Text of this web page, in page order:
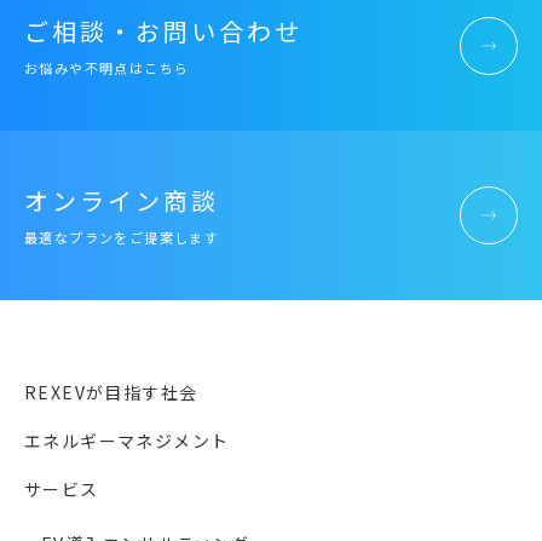
ご相談・お問い合わせ
お悩みや不明点はこちら
オンライン商談
最適なプランをご提案します
REXEVが目指す社会
エネルギーマネジメント
サービス